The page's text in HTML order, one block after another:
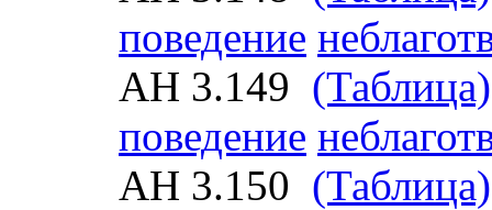
поведение
АН 3.149 (Таблица)
поведение
АН 3.150 (Таблица)